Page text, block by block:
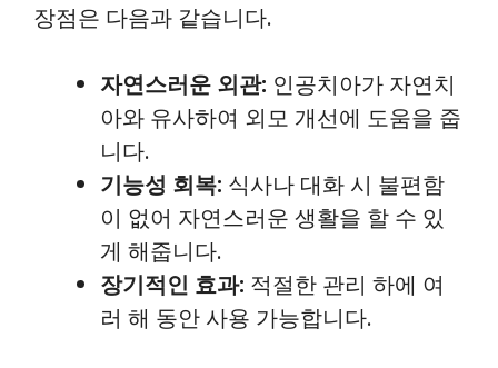
장점은 다음과 같습니다.
자연스러운 외관: 인공치아가 자연치
아와 유사하여 외모 개선에 도움을 줍
니다.
기능성 회복: 식사나 대화 시 불편함
이 없어 자연스러운 생활을 할 수 있
게 해줍니다.
장기적인 효과: 적절한 관리 하에 여
러 해 동안 사용 가능합니다.